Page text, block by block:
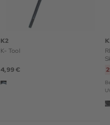
K2
K- Tool
4,99 €